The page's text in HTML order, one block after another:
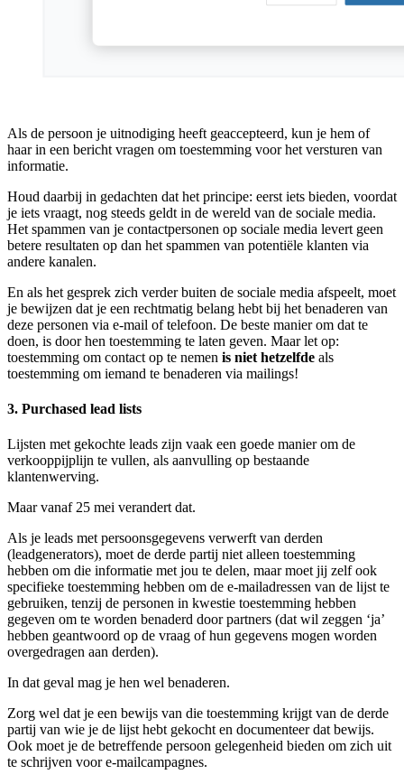
Als de persoon je uitnodiging heeft geaccepteerd, kun je hem of
haar in een bericht vragen om toestemming voor het versturen van
informatie.
Houd daarbij in gedachten dat het principe: eerst iets bieden, voordat
je iets vraagt, nog steeds geldt in de wereld van de sociale media.
Het spammen van je contactpersonen op sociale media levert geen
betere resultaten op dan het spammen van potentiële klanten via
andere kanalen.
En als het gesprek zich verder buiten de sociale media afspeelt, moet
je bewijzen dat je een rechtmatig belang hebt bij het benaderen van
deze personen via e-mail of telefoon. De beste manier om dat te
doen, is door hen toestemming te laten geven. Maar let op:
toestemming om contact op te nemen is niet hetzelfde als
toestemming om iemand te benaderen via mailings!
3. Purchased lead lists
Lijsten met gekochte leads zijn vaak een goede manier om de
verkooppijplijn te vullen, als aanvulling op bestaande
klantenwerving.
Maar vanaf 25 mei verandert dat.
Als je leads met persoonsgegevens verwerft van derden
(leadgenerators), moet de derde partij niet alleen toestemming
hebben om die informatie met jou te delen, maar moet jij zelf ook
specifieke toestemming hebben om de e-mailadressen van de lijst te
gebruiken, tenzij de personen in kwestie toestemming hebben
gegeven om te worden benaderd door partners (dat wil zeggen ‘ja’
hebben geantwoord op de vraag of hun gegevens mogen worden
overgedragen aan derden).
In dat geval mag je hen wel benaderen.
Zorg wel dat je een bewijs van die toestemming krijgt van de derde
partij van wie je de lijst hebt gekocht en documenteer dat bewijs.
Ook moet je de betreffende persoon gelegenheid bieden om zich uit
te schrijven voor e-mailcampagnes.